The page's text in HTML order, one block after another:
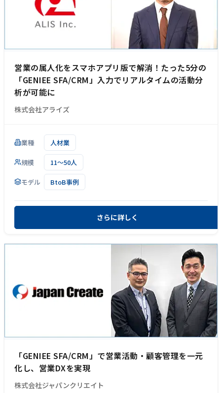
営業の属人化をスマホアプリ版で解消！たった5分の
「GENIEE SFA/CRM」入力でリアルタイムの活動分
析が可能に
株式会社アライズ
業種 人材業
規模 11～50人
モデル BtoB事例
さらに詳しく
「GENIEE SFA/CRM」で営業活動・顧客管理を一元
化し、営業DXを実現
株式会社ジャパンクリエイト